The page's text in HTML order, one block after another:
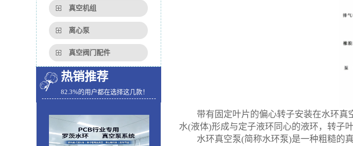
真空机组
离心泵
真空阀门配件
热销推荐
82.3%的用户都在选择这几款！
带有固定叶片的偏心转子安装在水环真空
水(液体)形成与定子液环同心的液环，转子
水环真空泵(简称水环泵)是一种粗糙的真